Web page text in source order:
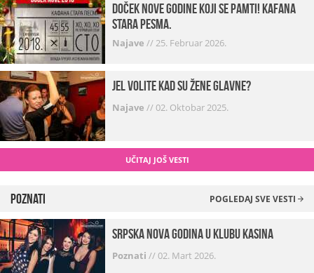
Doček Nove godine koji se pamti! Kafana
Stara pesma.
Najave //25. Februar 2026.
Jel volite kad su žene glavne?
Najave //02. Oktobar 2025.
UČITAJ JOŠ VESTI
Poznati POGLEDAJ SVE VESTI
Srpska Nova godina u klubu Kasina
Poznati //02. Mart 2026.